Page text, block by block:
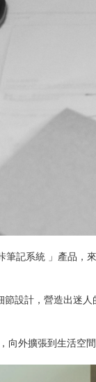
筆記系統 」產品
設計，營造出迷
向外擴張到生活空